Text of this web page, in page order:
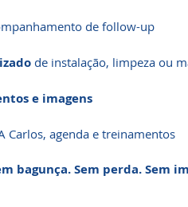
de follow-up
de instalação, limpeza ou
e imagens
Carlos, agenda e treinamentos
bagunça. Sem perda. Sem